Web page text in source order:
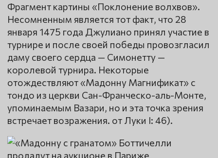
Фрагмент картины «Поклонение волхвов».
Несомненным является тот факт, что 28
января 1475 года Джулиано принял участие в
турнире и после своей победы провозгласил
даму своего сердца — Симонетту —
королевой турнира. Некоторые
отождествляют «Мадонну Магнификат» с
тондо из церкви Сан-Франческо-аль-Монте,
упоминаемым Вазари, но и эта точка зрения
встречает возражения. от Луки I: 46).